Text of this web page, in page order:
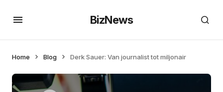
BizNews
Home Blog Derk Sauer: Van journalist tot miljonair